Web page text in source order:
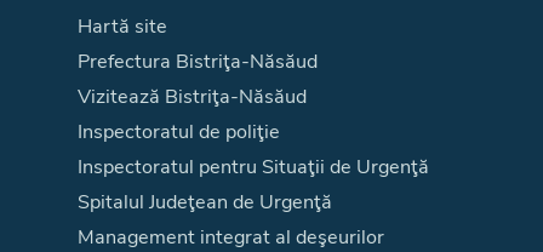
Hartă site
Prefectura Bistriţa-Năsăud
Vizitează Bistriţa-Năsăud
Inspectoratul de poliţie
Inspectoratul pentru Situaţii de Urgenţă
Spitalul Judeţean de Urgenţă
Management integrat al deşeurilor